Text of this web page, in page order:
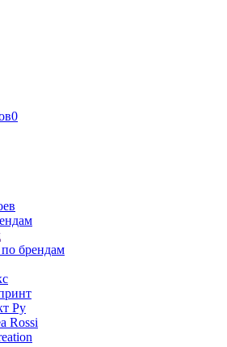
0
брендам
Ру
Rossi